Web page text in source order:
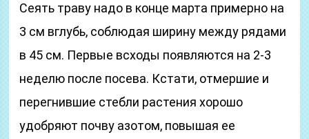
Сеять траву надо в конце марта примерно на
3 см вглубь, соблюдая ширину между рядами
в 45 см. Первые всходы появляются на 2-3
неделю после посева. Кстати, отмершие и
перегнившие стебли растения хорошо
удобряют почву азотом, повышая ее